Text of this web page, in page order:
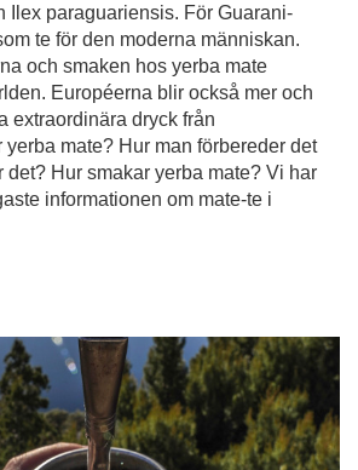
Ilex paraguariensis. För Guarani-
te för den moderna människan.
och smaken hos yerba mate
Européerna blir också mer och
extraordinära dryck från
yerba mate? Hur man förbereder det
det? Hur smakar yerba mate? Vi har
informationen om mate-te i